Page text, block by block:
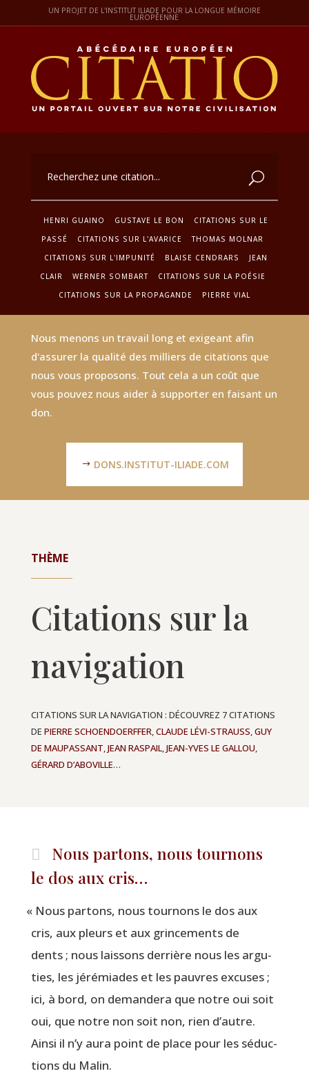
UN PROJET DE L'INSTITUT ILIADE POUR LA LONGUE MÉMOIRE
EUROPÉENNE
HENRI GUAINO GUSTAVE LE BON
CITATIONS SUR LE
PASSÉ
CITATIONS SUR L'AVARICE
THOMAS MOLNAR
CITATIONS SUR L'IMPUNITÉ
BLAISE CENDRARS
JEAN
CLAIR
WERNER SOMBART
CITATIONS SUR LA POÉSIE
CITATIONS SUR LA PROPAGANDE
PIERRE VIAL
Nous menons un travail long et exigeant afin
d'assurer la qualité des milliers de citations que
nous vous proposons. Tout cela a un coût que
vous pouvez nous aider à supporter en faisant un
don.
DONS.INSTITUT-ILIADE.COM
THÈME
Citations sur la
navigation
CITATIONS SUR LA NAVIGATION : DÉCOUVREZ 7 CITATIONS
DE PIERRE SCHOENDOERFFER,CLAUDE LÉVI-STRAUSS,GUY
DE MAUPASSANT,JEAN RASPAIL,JEAN-YVES LE GALLOU,
GÉRARD D’ABOVILLE…
Nous partons, nous tournons
le dos aux cris…
« Nous par­tons, nous tour­nons le dos aux
cris, aux pleurs et aux grin­ce­ments de
dents ; nous lais­sons der­rière nous les argu­
ties, les jéré­miades et les pauvres excuses ;
ici, à bord, on deman­de­ra que notre oui soit
oui, que notre non soit non, rien d’autre.
Ain­si il n’y aura point de place pour les séduc­
tions du Malin.